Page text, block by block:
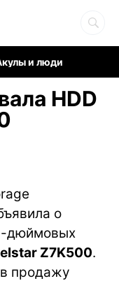
и люди
HDD
о
дюймовых
Z7K500.
продажу